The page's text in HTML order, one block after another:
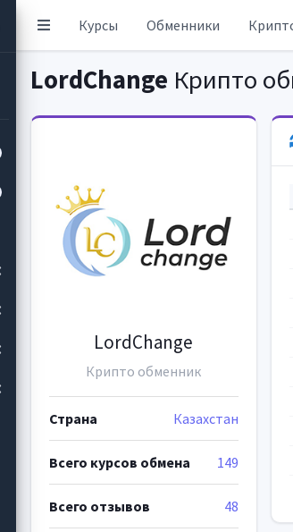
Курсы Обменники
LordChange Крипто
LordChange
Крипто обменник
Страна Казахстан
Всего курсов обмена 149
Всего отзывов 48